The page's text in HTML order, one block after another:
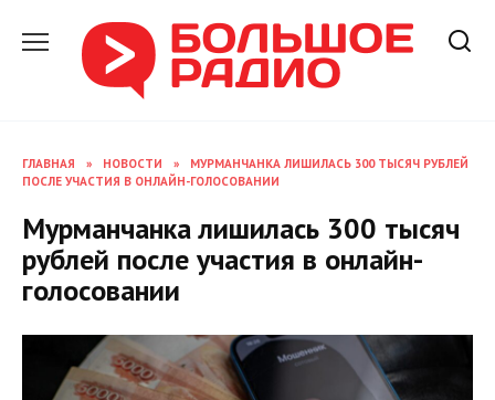
содержанию
ГЛАВНАЯ » НОВОСТИ »
МУРМАНЧАНКА ЛИШИЛАСЬ 300 ТЫСЯЧ РУБЛЕЙ
ПОСЛЕ УЧАСТИЯ В ОНЛАЙН-ГОЛОСОВАНИИ
Мурманчанка лишилась 300 тысяч
рублей после участия в онлайн-
голосовании